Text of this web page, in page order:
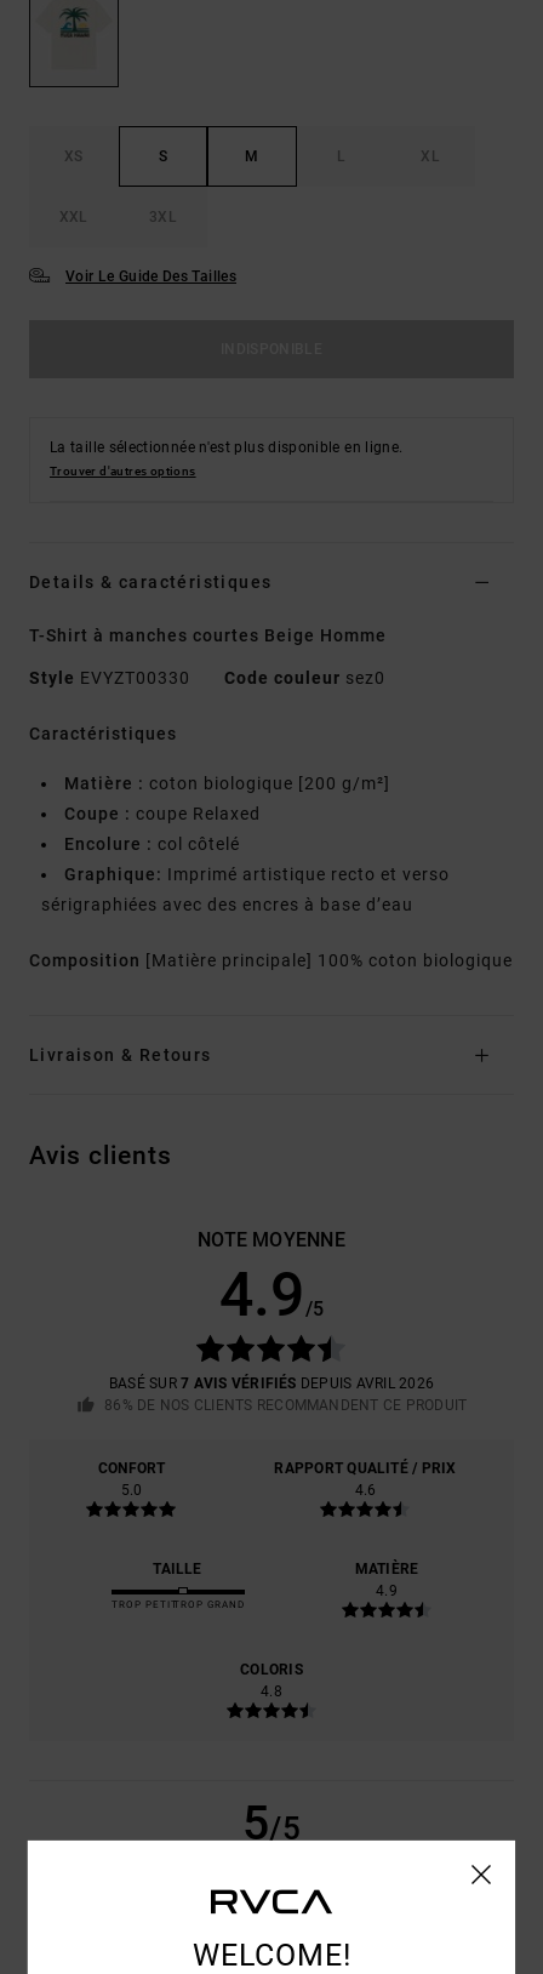
XS S M L XL
XXL 3XL
Voir Le Guide Des Tailles
La taille sélectionnée n'est plus disponible en ligne.
Trouver d'autres options
Details & caractéristiques
T-Shirt à manches courtes Beige Homme
Style EVYZT00330 Code couleur sez0
Caractéristiques
Matière : coton biologique [200 g/m²]
Coupe : coupe Relaxed
Encolure : col côtelé
Graphique: Imprimé artistique recto et verso
sérigraphiées avec des encres à base d’eau
Composition [Matière principale] 100% coton biologique
Livraison & Retours
Avis clients
NOTE MOYENNE
4.9/5
BASÉ SUR7 AVIS VÉRIFIÉS DEPUIS AVRIL 2026
86% DE NOS CLIENTS RECOMMANDENT CE PRODUIT
CONFORT
5.0
RAPPORT QUALITÉ / PRIX
4.6
TAILLE
TROP PETITTROP GRAND
MATIÈRE
4.9
COLORIS
4.8
5/5
WELCOME!